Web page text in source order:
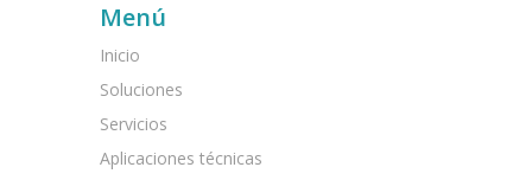
Menú
Inicio
Soluciones
Servicios
Aplicaciones técnicas